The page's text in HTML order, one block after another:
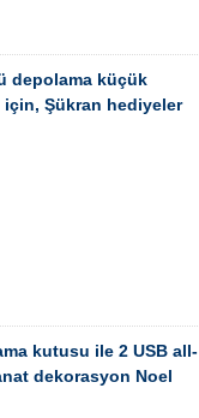
depolama küçük
için, Şükran hediyeler
kutusu ile 2 USB all-
dekorasyon Noel